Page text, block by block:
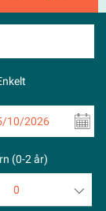
10/2026
(0-2 år)
0